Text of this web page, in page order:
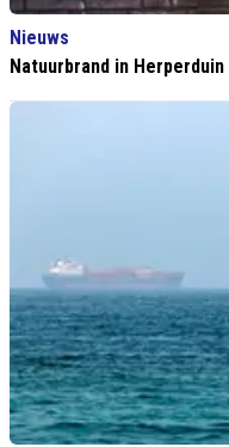
Nieuws
Natuurbrand in